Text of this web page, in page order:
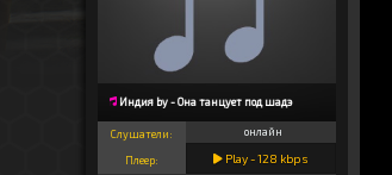
Индия by - Она танцует под шадэ
Слушатели: онлайн
Плеер: Play -128 kbps